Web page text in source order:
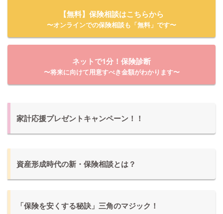
【無料】保険相談はこちらから
〜オンラインでの保険相談も「無料」です〜
ネットで1分！保険診断
〜将来に向けて用意すべき金額がわかります〜
家計応援プレゼントキャンペーン！！
資産形成時代の新・保険相談とは？
「保険を安くする秘訣」三角のマジック！